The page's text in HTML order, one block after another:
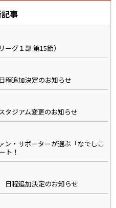
事
グ１部 第15節）
程追加決定のお知らせ
タジアム変更のお知らせ
ン・サポーターが選ぶ「なでしこ
ト！
程追加決定のお知らせ